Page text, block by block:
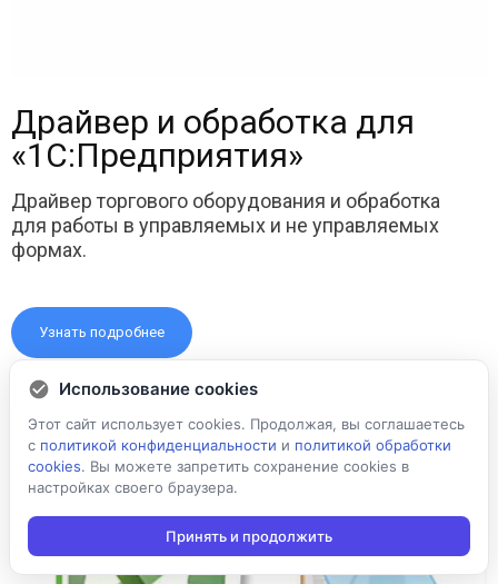
Драйвер и обработка для
«1С:Предприятия»
Драйвер торгового оборудования и обработка
для работы в управляемых и не управляемых
формах.
Узнать подробнее
Использование cookies
Этот сайт использует cookies. Продолжая, вы соглашаетесь
с политикой конфиденциальности и политикой обработки
cookies. Вы можете запретить сохранение cookies в
настройках своего браузера.
Принять и продолжить